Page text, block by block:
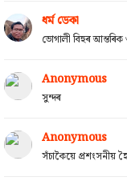
ধৰ্ম ডেকা
ভোগালী বিহুৰ
Anonymous
সুন্দৰ
Anonymous
সঁচাকৈয়ে প্ৰশংসনীয়